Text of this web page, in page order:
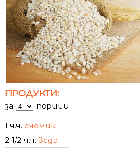
ПРОДУКТИ:
за порции
1 ч.ч. ечемик
2 1/2 ч.ч. вода